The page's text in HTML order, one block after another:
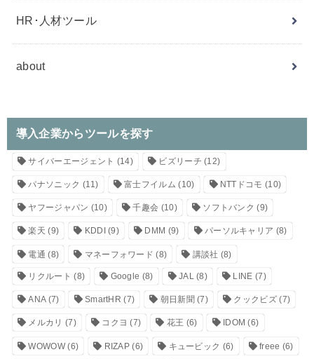
HR･人材ツール
about
導入企業からツールを探す
サイバーエージェント (14) ビズリーチ (12)
パナソニック (11) 富士フイルム (10) NTTドコモ (10)
ヤフージャパン (10) 千趣会 (10) ソフトバンク (9)
楽天 (9) KDDI (9) DMM (9) パーソルキャリア (8)
電通 (8) マネーフォワード (8) 講談社 (8)
リクルート (8) Google (8) JAL(8) LINE (7)
ANA(7) SmartHR (7) 朝日新聞 (7) クックビズ(7)
メルカリ (7) コクヨ (7) 花王 (6) IDOM (6)
WOWOW(6) RIZAP (6) キュービック (6) freee (6)